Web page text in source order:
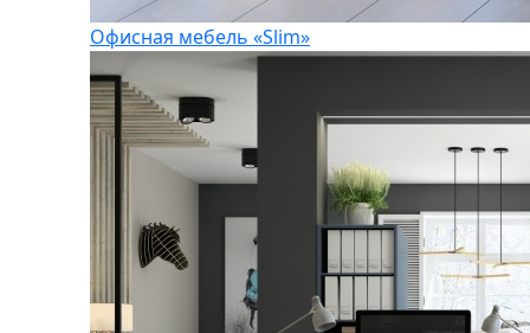
Офисная мебель «Slim»